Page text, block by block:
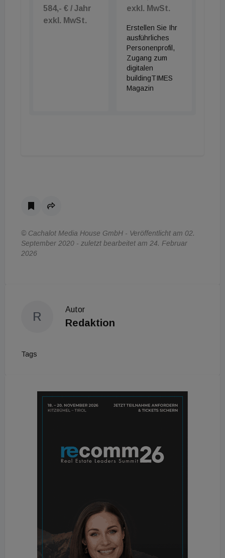
584,- € / Jahr
exkl. MwSt.
exkl. MwSt.
Erstellen Sie Ihr
ausführliches
Personenprofil,
Zugang zum
digitalen
buildingTIMES
Magazin
© Cachalot Media House GmbH - Veröffentlicht am 02.
September 2020 - zuletzt bearbeitet am 24. Februar
2026
R
Autor
Redaktion
Tags